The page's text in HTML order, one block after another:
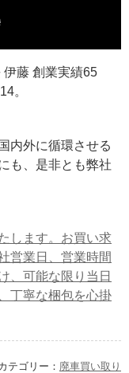
伊藤 創業実績65
。
内外に循環させる
も、是非とも弊社
します。お買い求
営業日、営業時間
、可能な限り当日
丁寧な梱包を心掛
テゴリー： 廃車買い取り